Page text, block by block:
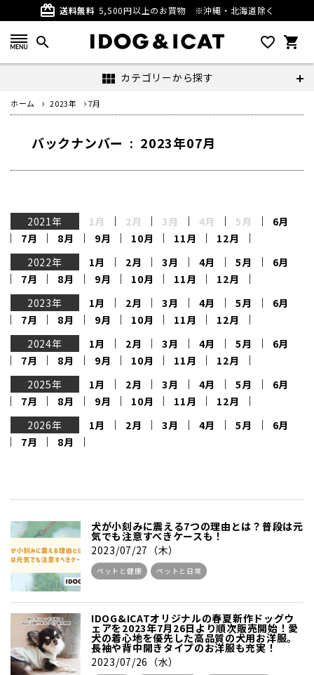
card_giftcard 送料無料 5,500円以上のお買物 ※沖縄・北海道除く
search favorite_outline shopping_cart
view_module カテゴリーから探す
ホーム 2023年 7月
バックナンバー : 2023年07月
2021年 1月 2月 3月 4月 5月
6月
7月
8月 9月 10月 11月
12月
2022年
1月 2月 3月 4月 5月
6月
7月
8月 9月 10月 11月
12月
2023年
1月 2月 3月 4月 5月
6月
7月
8月 9月 10月 11月
12月
2024年
1月 2月 3月 4月 5月
6月
7月
8月 9月 10月 11月
12月
2025年
1月 2月 3月 4月 5月
6月
7月
8月 9月 10月 11月
12月
2026年
1月 2月 3月 4月 5月
6月
7月
8月
犬が小刻みに震える7つの理由とは？普段は元
気でも注意すべきケースも！
2023/07/27（木）
ペットと健康 ペットと日常
IDOG&ICATオリジナルの春夏新作ドッグウ
ェアを2023年7月26日より順次販売開始！愛
犬の着心地を優先した高品質の犬用お洋服。
長袖や背中開きタイプのお洋服も充実！
2023/07/26（水）